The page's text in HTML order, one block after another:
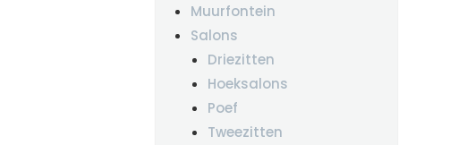
Muurfontein
Salons
Driezitten
Hoeksalons
Poef
Tweezitten